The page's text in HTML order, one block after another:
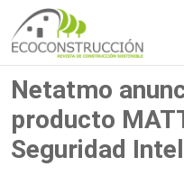
Menu
Menu
Netatmo
producto
Seguridad